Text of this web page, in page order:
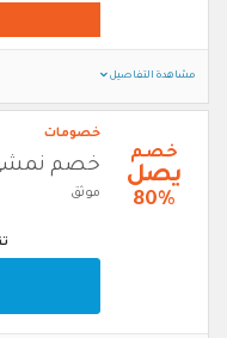
مشاهدة التفاصيل
خصم
يصل
80%
خصومات
خصم نمشي
موثق